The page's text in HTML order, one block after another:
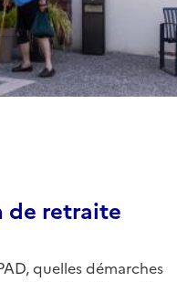
de retraite
quelles démarches